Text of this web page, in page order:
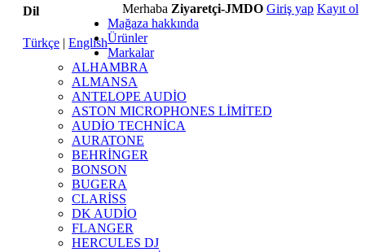
Dil
Türkçe | English
Merhaba Ziyaretçi-JMDO Giriş yap Kayıt ol
Mağaza hakkında
Ürünler
Markalar
ALHAMBRA
ALMANSA
ANTELOPE AUDİO
ASTON MICROPHONES LİMİTED
AUDİO TECHNİCA
AURATONE
BEHRİNGER
BONSON
BUGERA
CLARİSS
DK AUDİO
FLANGER
HERCULES DJ